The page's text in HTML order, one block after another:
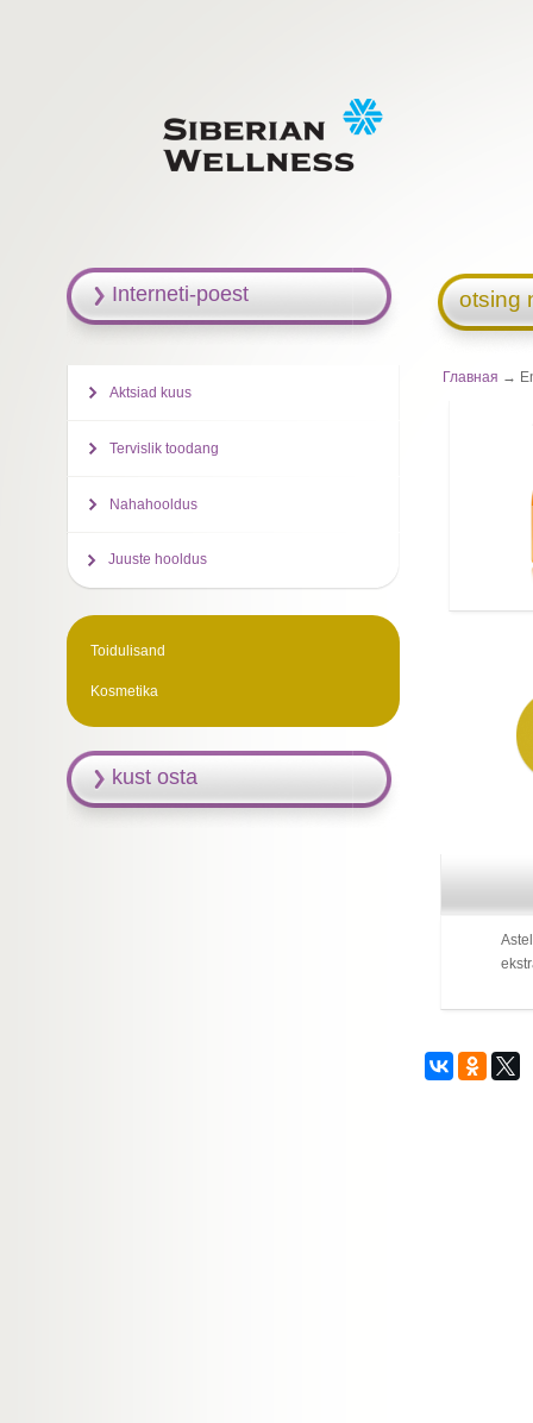
otsing
Главная →
Interneti-poest
Aktsiad kuus
Tervislik toodang
Nahahooldus
Juuste hooldus
Toidulisand
Kosmetika
kust osta